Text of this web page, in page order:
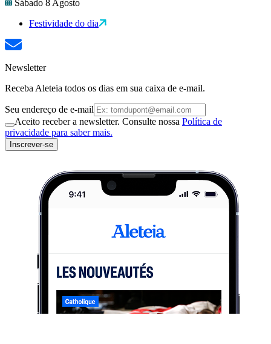
Sábado 8 Agosto
Festividade do dia
Newsletter
Receba Aleteia todos os dias em sua caixa de e-mail.
Seu endereço de e-mail
Aceito receber a newsletter. Consulte nossa Política de
privacidade para saber mais.
Inscrever-se